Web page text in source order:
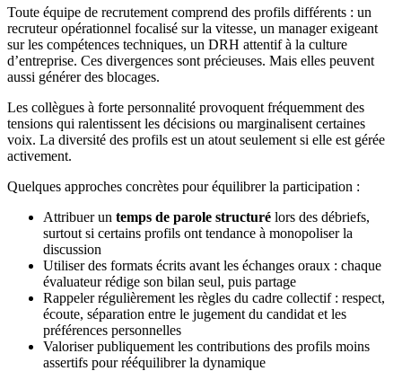
Toute équipe de recrutement comprend des profils différents : un
recruteur opérationnel focalisé sur la vitesse, un manager exigeant
sur les compétences techniques, un DRH attentif à la culture
d’entreprise. Ces divergences sont précieuses. Mais elles peuvent
aussi générer des blocages.
Les collègues à forte personnalité provoquent fréquemment des
tensions qui ralentissent les décisions ou marginalisent certaines
voix. La diversité des profils est un atout seulement si elle est gérée
activement.
Quelques approches concrètes pour équilibrer la participation :
Attribuer un temps de parole structuré lors des débriefs,
surtout si certains profils ont tendance à monopoliser la
discussion
Utiliser des formats écrits avant les échanges oraux : chaque
évaluateur rédige son bilan seul, puis partage
Rappeler régulièrement les règles du cadre collectif : respect,
écoute, séparation entre le jugement du candidat et les
préférences personnelles
Valoriser publiquement les contributions des profils moins
assertifs pour rééquilibrer la dynamique